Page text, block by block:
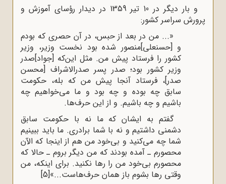
و بار دیگر در 10 تیر 1359 در دیدار رؤسای آموزش و
پرورش سراسر کشور:
«... من در بعد از حبس، در آن حصری که بودم
و‌‌ [حسنعلی]منصور‌‌‌‌ شده بود نخست وزیر، وزیر
کشور را فرستاد پیش من. مثل این‌که [جواد]صدر‌‌
وزیر‌‌ ‌‌کشور بود؛ صدر پسر صدرالاشراف [محسن
صدر]،‌‌ فرستاد آنجا پیش من که بله، حکومت
سابق چه‌‌ ‌‌بوده و چه بود و ما می‌خواهیم چه
باشیم و چه باشیم. و از این حرف‌ها.
گفتم به ایشان که ما نه‌‌ ‌‌با حکومت سابق
دشمنی داشتیم و نه با شما برادری. ما باید ببینیم
شما چه می‌کنید و بی‌خود‌ ‌‌من هم از اینجا که الآن
محصورم ـ آمده بودند که من دیگر بروم ـ حالا که
محصورم‌‌ ‌‌بی‌خود من را رها نکنید. برای اینکه، من
وقتی رها بشوم باز همان حرف‌هاست...»[5]